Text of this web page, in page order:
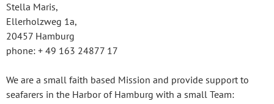
Stella Maris,
Ellerholzweg 1a,
20457 Hamburg
phone: + 49 163 24877 17
We are a small faith based Mission and provide support to
seafarers in the Harbor of Hamburg with a small Team: